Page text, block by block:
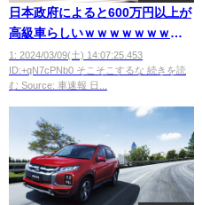
日本政府によると600万円以上が
高級車らしいｗｗｗｗｗｗｗｗ
ｗ
1: 2024/03/09(土) 14:07:25.453
ID:+qN7cPNb0 そこそこするな 続きを読
む Source: 車速報 日...